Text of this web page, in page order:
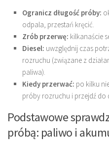
Ogranicz długość próby:
odpala, przestań kręcić.
Zrób przerwę: kilkanaście
Diesel: uwzględnij czas
rozruchu (związane z
paliwa).
Kiedy przerwać: po kilku
próby rozruchu i przejdź do
Podstawowe
próbą: paliwo i